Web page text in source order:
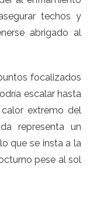
techos y
abrigado al
focalizados
escalar hasta
extremo del
representa un
que se insta a la
pese al sol